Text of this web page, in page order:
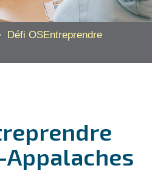
Défi OSEntreprendre
Appalaches